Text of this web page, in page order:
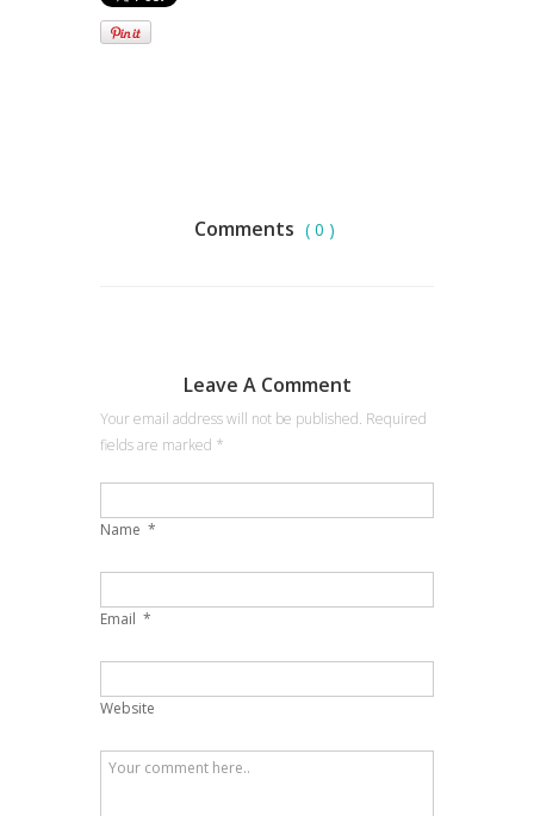
Comments ( 0 )
Leave A Comment
Your email address will not be published. Required
fields are marked *
Name *
Email *
Website